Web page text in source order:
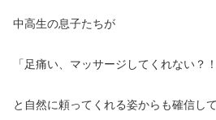
中高生の息子たちが
「足痛い、マッサージしてくれない？！
と自然に頼ってくれる姿からも確信して